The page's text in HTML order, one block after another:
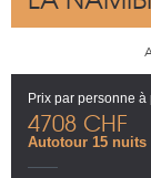
Prix par personne à
4708 CHF
Autotour 15 nuits